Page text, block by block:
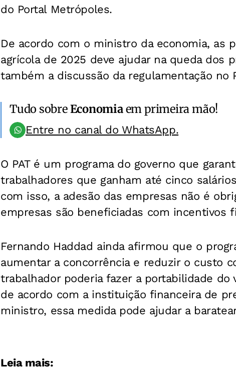
do Portal Metrópoles.
De acordo com o ministro da economia, as
agrícola de 2025 deve ajudar na queda dos
também a discussão da regulamentação no
Tudo sobreEconomiaem primeira mão!
Entre no canal do WhatsApp.
O PAT é um programa do governo que
trabalhadores que ganham até cinco
com isso, a adesão das empresas não é
empresas são beneficiadas com incentivos
Fernando Haddad ainda afirmou que o
aumentar a concorrência e reduzir o custo
trabalhador poderia fazer a portabilidade
de acordo com a instituição financeira de
ministro, essa medida pode ajudar a
Leia mais: